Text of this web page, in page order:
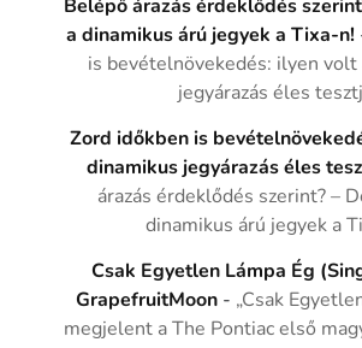
Belépő árazás érdeklődés
a dinamikus árú jegyek a Tixa-n!
is bevételnövekedés: ilyen volt
jegyárazás éles
Zord időkben is
dinamikus jegyárazás éles
árazás érdeklődés szerint? –
dinamikus árú jegyek a
Csak Egyetlen Lámpa Ég
GrapefruitMoon - „Csak
megjelent a The Pontiac első